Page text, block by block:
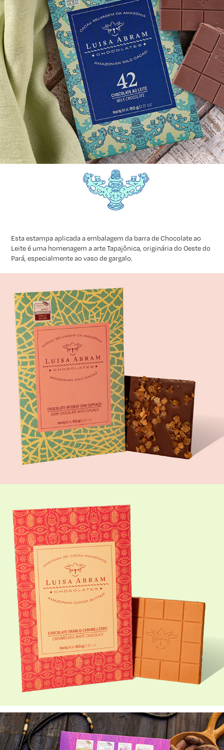
Esta estampa aplicada a embalagem da barra de Chocolate ao
Leite é uma homenagem a arte Tapajônica, originária do Oeste do
Pará, especialmente aovaso de gargalo.